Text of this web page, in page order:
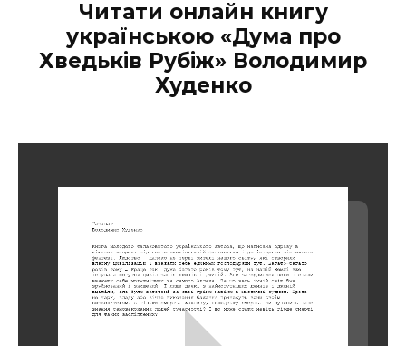
Читати онлайн книгу
українською «Дума про
Хведьків Рубіж» Володимир
Худенко